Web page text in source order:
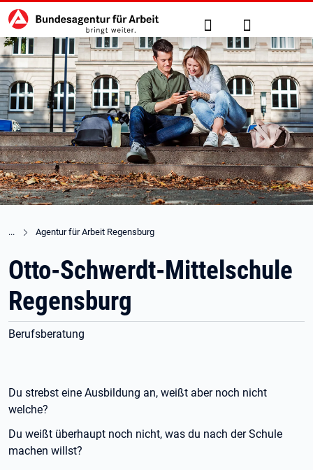
zu den Hauptinhalten springen
Hauptnavigation Suche Anmelden
Agentur für Arbeit Regensburg
Otto-Schwerdt-Mittelschule
Regensburg
Berufsberatung
Du strebst eine Ausbildung an, weißt aber noch nicht
welche?
Du weißt überhaupt noch nicht, was du nach der Schule
machen willst?